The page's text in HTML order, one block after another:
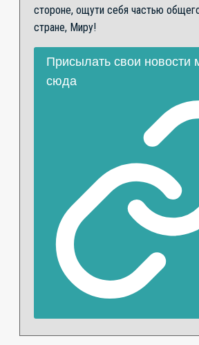
стороне, ощути себя частью
стране, Миру!
Присылать свои новости
сюда